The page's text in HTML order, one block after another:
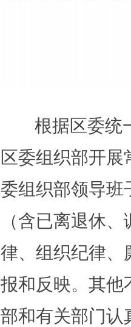
根据区委统
区委组织部开展
委组织部领导班
（含已离退休
律、组织纪律、
报和反映。其他
部和有关部门认